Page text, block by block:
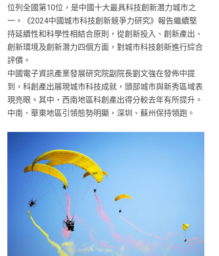
位列全國第10位，是中國十大最具科技創新潛力城市之
一。《2024中國城市科技創新競爭力研究》報告繼續堅
持延續性和科學性相結合原則，從創新投入、創新產出、
創新環境及創新潛力四個方面，對城市科技創新進行綜合
評價。
中國電子資訊產業發展研究院副院長劉文強在發佈中提
到，科創產出展現城市科技成就，頭部城市與新秀區域表
現亮眼。其中，西南地區科創產出得分較去年有所提升。
中南、華東地區引領態勢明顯，深圳、蘇州保持領跑。